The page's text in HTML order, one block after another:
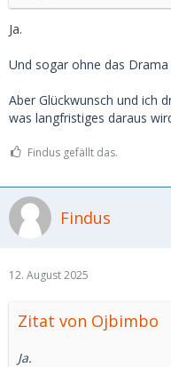
Ja.
Und sogar ohne das Drama
Aber Glückwunsch und ich
was langfristiges daraus
Findus gefällt das.
Findus
12. August 2025
Zitat von Ojbimbo
Ja.